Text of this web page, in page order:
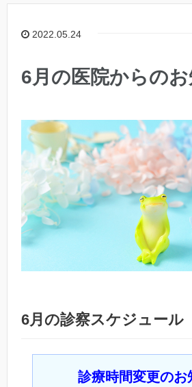
2022.05.24
6月の医院からの
6月の診察スケジュール
診療時間変更のお